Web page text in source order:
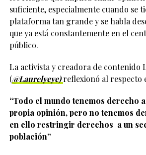
suficiente, especialmente cuando se
plataforma tan grande y se habla
que ya está constantemente en el
público.
La activista y creadora de contenido
(@Laurelyeye) reflexionó al respecto
“Todo el mundo tenemos derecho
propia opinión, pero no tenemos
en ello restringir derechos a un
población”